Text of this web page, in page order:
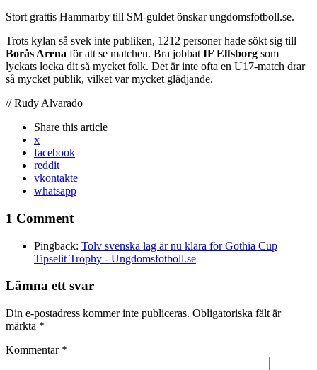
Stort grattis Hammarby till SM-guldet önskar ungdomsfotboll.se.
Trots kylan så svek inte publiken, 1212 personer hade sökt sig till
Borås Arena för att se matchen. Bra jobbat IF Elfsborg som
lyckats locka dit så mycket folk. Det är inte ofta en U17-match drar
så mycket publik, vilket var mycket glädjande.
// Rudy Alvarado
Share this article
x
facebook
reddit
vkontakte
whatsapp
1 Comment
Pingback: Tolv svenska lag är nu klara för Gothia Cup
Tipselit Trophy - Ungdomsfotboll.se
Lämna ett svar
Din e-postadress kommer inte publiceras. Obligatoriska fält är
märkta *
Kommentar *